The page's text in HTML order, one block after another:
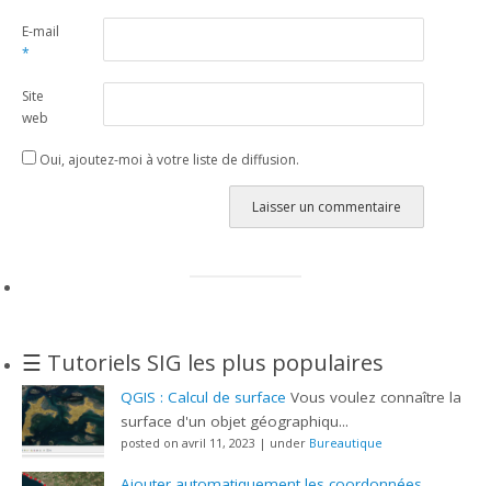
E-mail
*
Site
web
Oui, ajoutez-moi à votre liste de diffusion.
☰ Tutoriels SIG les plus populaires
QGIS : Calcul de surface Vous voulez connaître la
surface d'un objet géographiqu...
posted on avril 11, 2023 | under Bureautique